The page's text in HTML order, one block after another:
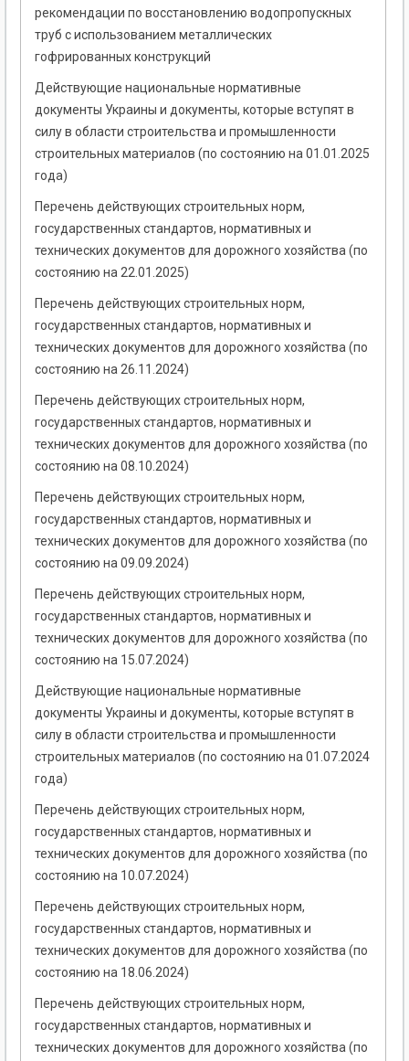
рекомендации по восстановлению водопропускных
труб с использованием металлических
гофрированных конструкций
Действующие национальные нормативные
документы Украины и документы, которые вступят в
силу в области строительства и промышленности
строительных материалов (по состоянию на 01.01.2025
года)
Перечень действующих строительных норм,
государственных стандартов, нормативных и
технических документов для дорожного хозяйства (по
состоянию на 22.01.2025)
Перечень действующих строительных норм,
государственных стандартов, нормативных и
технических документов для дорожного хозяйства (по
состоянию на 26.11.2024)
Перечень действующих строительных норм,
государственных стандартов, нормативных и
технических документов для дорожного хозяйства (по
состоянию на 08.10.2024)
Перечень действующих строительных норм,
государственных стандартов, нормативных и
технических документов для дорожного хозяйства (по
состоянию на 09.09.2024)
Перечень действующих строительных норм,
государственных стандартов, нормативных и
технических документов для дорожного хозяйства (по
состоянию на 15.07.2024)
Действующие национальные нормативные
документы Украины и документы, которые вступят в
силу в области строительства и промышленности
строительных материалов (по состоянию на 01.07.2024
года)
Перечень действующих строительных норм,
государственных стандартов, нормативных и
технических документов для дорожного хозяйства (по
состоянию на 10.07.2024)
Перечень действующих строительных норм,
государственных стандартов, нормативных и
технических документов для дорожного хозяйства (по
состоянию на 18.06.2024)
Перечень действующих строительных норм,
государственных стандартов, нормативных и
технических документов для дорожного хозяйства (по